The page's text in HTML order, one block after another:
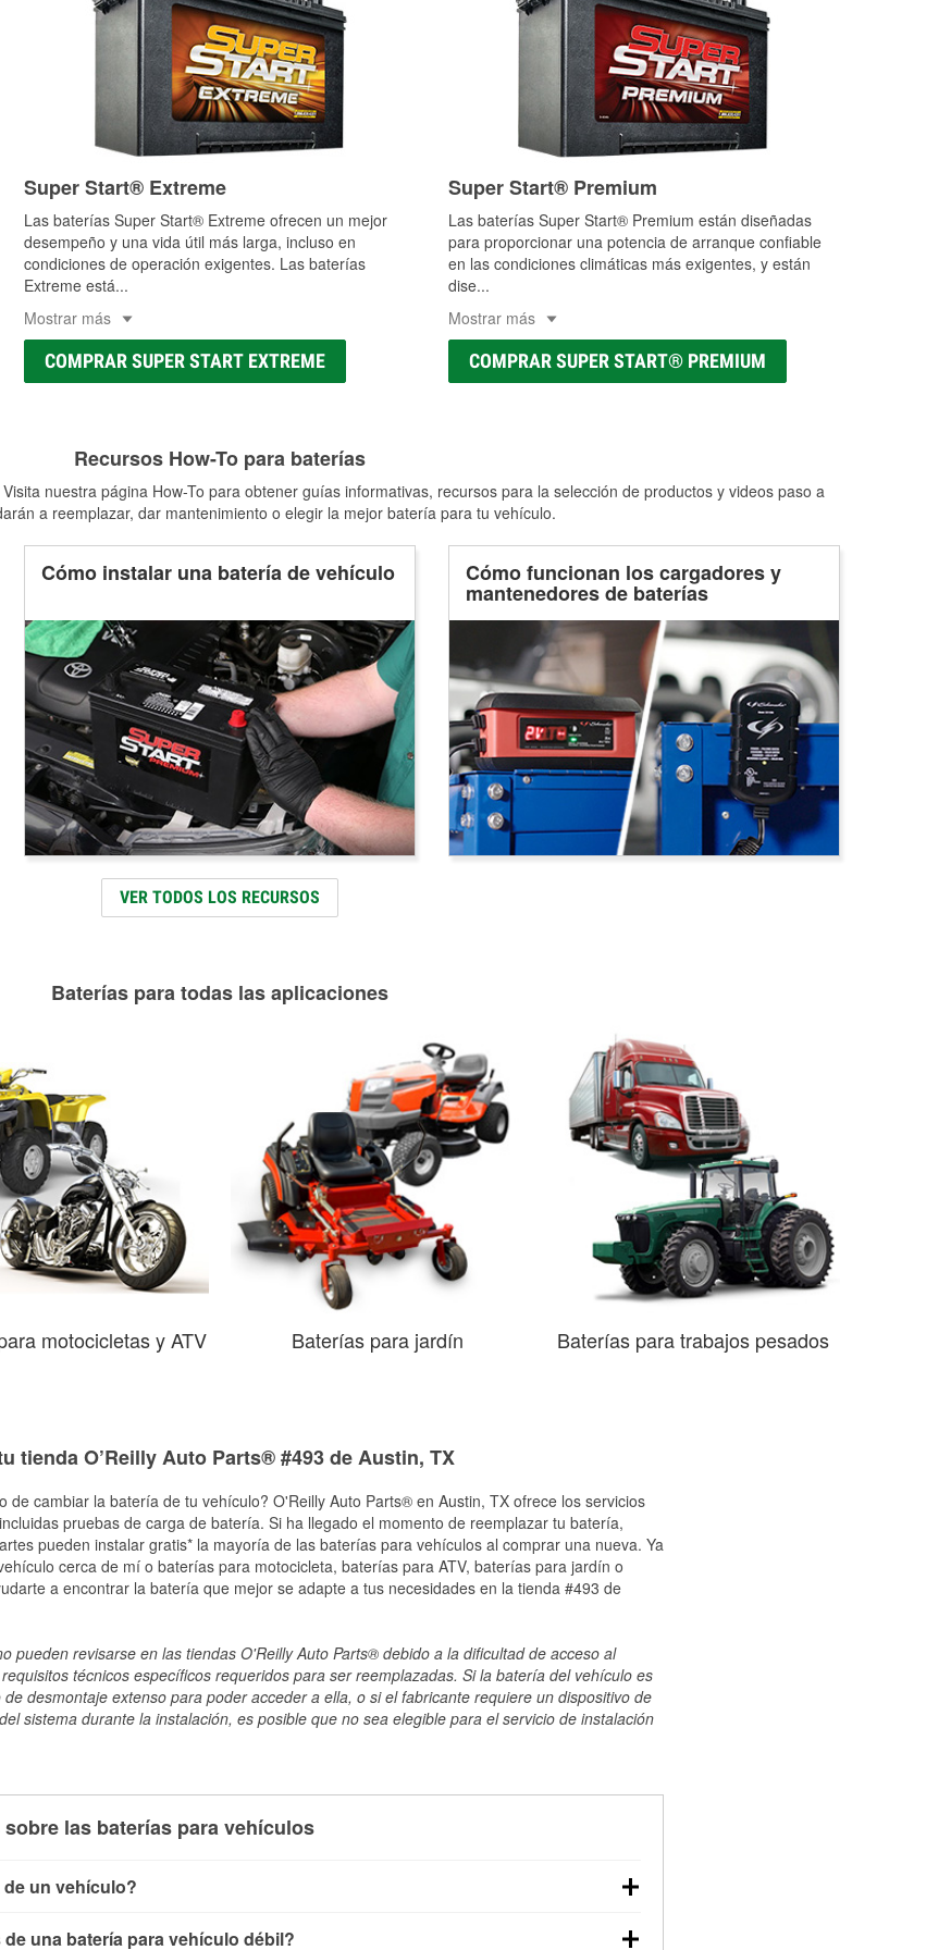
Super Start® Extreme
Las baterías Super Start® Extreme ofrecen un mejor
desempeño y una vida útil más larga, incluso en
condiciones de operación exigentes. Las baterías
Extreme está...
Mostrar más
COMPRAR SUPER START EXTREME
Super Start® Premium
Las baterías Super Start® Premium están diseñadas
para proporcionar una potencia de arranque confiable
en las condiciones climáticas más exigentes, y están
dise...
Mostrar más
COMPRAR SUPER START® PREMIUM
Recursos How-To para baterías
nuestra página How-To para obtener guías informativas, recursos para la selección de productos y videos paso a
a reemplazar, dar mantenimiento o elegir la mejor batería para tu vehículo.
Cómo instalar una batería de vehículo Cómo funcionan los cargadores y
mantenedores de baterías
VER TODOS LOS RECURSOS
Baterías para todas las aplicaciones
motocicletas y ATV Baterías para jardín Baterías para trabajos pesados
tienda O’Reilly Auto Parts® #493 de Austin, TX
de cambiar la batería de tu vehículo? O'Reilly Auto Parts® en Austin, TX ofrece los servicios
pruebas de carga de batería. Si ha llegado el momento de reemplazar tu batería,
pueden instalar gratis* la mayoría de las baterías para vehículos al comprar una nueva. Ya
cerca de mí o baterías para motocicleta, baterías para ATV, baterías para jardín o
a encontrar la batería que mejor se adapte a tus necesidades en la tienda #493 de
pueden revisarse en las tiendas O'Reilly Auto Parts® debido a la dificultad de acceso al
técnicos específicos requeridos para ser reemplazadas. Si la batería del vehículo es
desmontaje extenso para poder acceder a ella, o si el fabricante requiere un dispositivo de
sistema durante la instalación, es posible que no sea elegible para el servicio de instalación
las baterías para vehículos
un vehículo?
una batería para vehículo débil?